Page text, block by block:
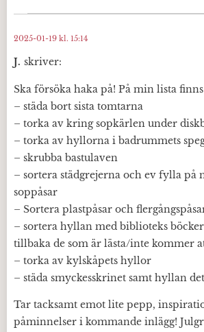
J. skriver:
2025-01-19 kl. 15:14
Ska försöka haka på! På min lista
– städa bort sista tomtarna
– torka av kring sopkärlen under
– torka av hyllorna i badrummets
– skrubba bastulaven
– sortera städgrejerna och ev fylla på
soppåsar
– Sortera plastpåsar och
– sortera hyllan med biblioteks
tillbaka de som är lästa/inte kommer
– torka av kylskåpets hyllor
– städa smyckesskrinet samt hyllan
Tar tacksamt emot lite pepp,
påminnelser i kommande inlägg!